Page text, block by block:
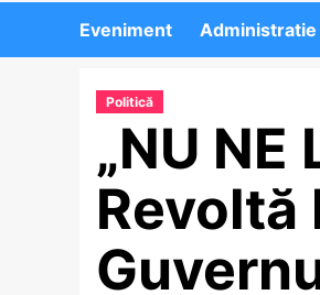
Eveniment
Administratie
Politică
„NU NE
Revoltă